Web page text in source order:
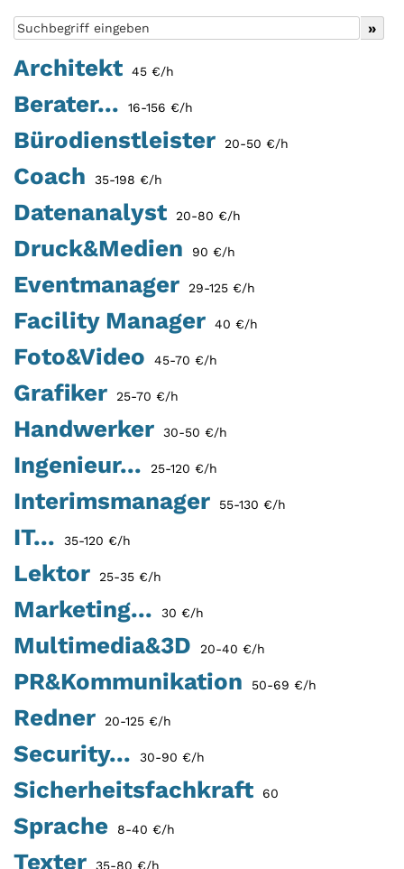
Architekt 45 €/h
Berater... 16-156 €/h
Bürodienstleister 20-50 €/h
Coach 35-198 €/h
Datenanalyst 20-80 €/h
Druck&Medien 90 €/h
Eventmanager 29-125 €/h
Facility Manager 40 €/h
Foto&Video 45-70 €/h
Grafiker 25-70 €/h
Handwerker 30-50 €/h
Ingenieur... 25-120 €/h
Interimsmanager 55-130 €/h
IT... 35-120 €/h
Lektor 25-35 €/h
Marketing... 30 €/h
Multimedia&3D 20-40 €/h
PR&Kommunikation 50-69 €/h
Redner 20-125 €/h
Security... 30-90 €/h
Sicherheitsfachkraft 60
Sprache 8-40 €/h
Texter 35-80 €/h